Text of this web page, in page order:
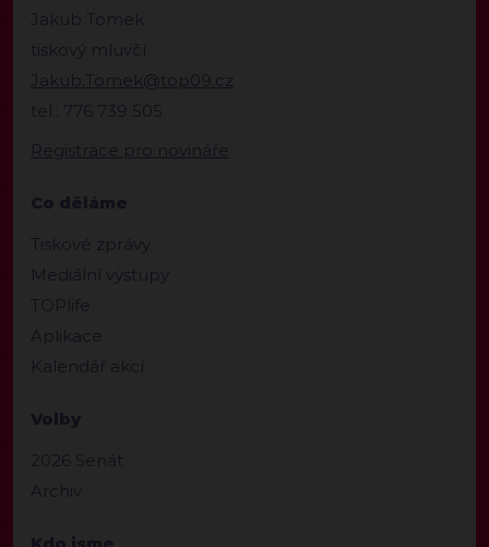
Jakub Tomek
tiskový mluvčí
Jakub.Tomek@top09.cz
tel.: 776 739 505
Registrace pro novináře
Co děláme
Tiskové zprávy
Mediální výstupy
TOPlife
Aplikace
Kalendář akcí
Volby
2026 Senát
Archiv